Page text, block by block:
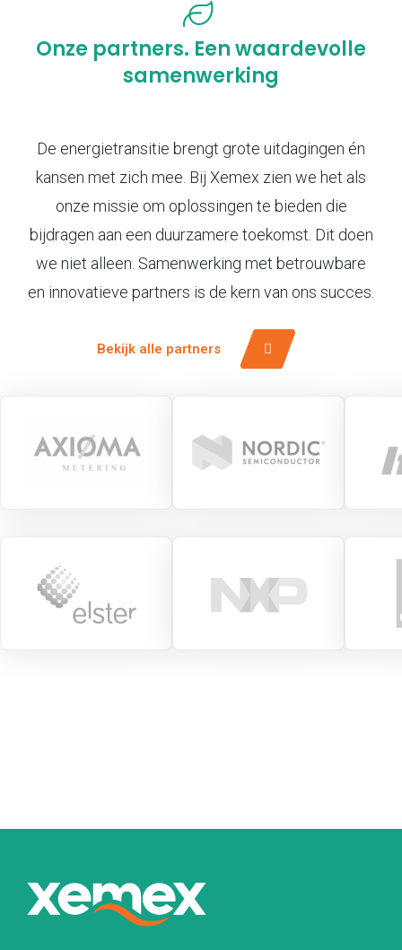
Onze partners. Een waardevolle
samenwerking
De energietransitie brengt grote uitdagingen én
kansen met zich mee. Bij Xemex zien we het als
onze missie om oplossingen te bieden die
bijdragen aan een duurzamere toekomst. Dit doen
we niet alleen. Samenwerking met betrouwbare
en innovatieve partners is de kern van ons succes.
Bekijk alle partners